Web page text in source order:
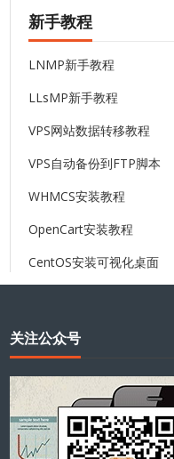
新手教程
LNMP新手教程
LLsMP新手教程
VPS网站数据转移教程
VPS自动备份到FTP脚本
WHMCS安装教程
OpenCart安装教程
CentOS安装可视化桌面
关注公众号